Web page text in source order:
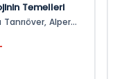
Temelleri
Alper